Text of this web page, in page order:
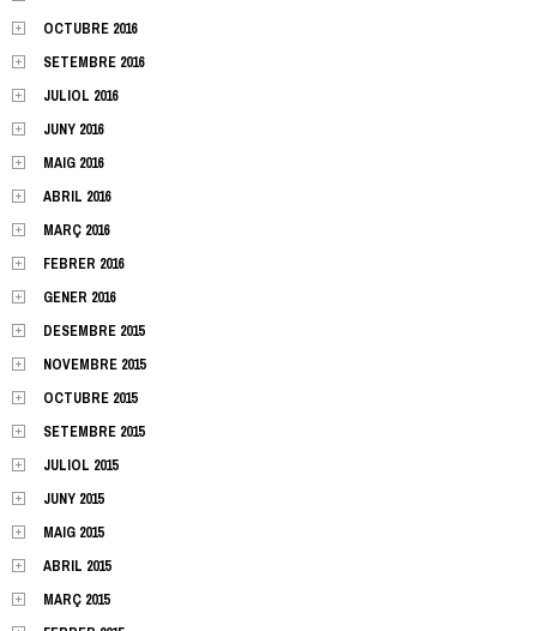
OCTUBRE 2016
SETEMBRE 2016
JULIOL 2016
JUNY 2016
MAIG 2016
ABRIL 2016
MARÇ 2016
FEBRER 2016
GENER 2016
DESEMBRE 2015
NOVEMBRE 2015
OCTUBRE 2015
SETEMBRE 2015
JULIOL 2015
JUNY 2015
MAIG 2015
ABRIL 2015
MARÇ 2015